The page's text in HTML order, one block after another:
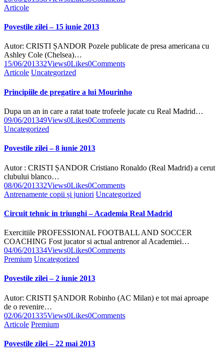
Articole
Povestile zilei – 15 iunie 2013
Autor: CRISTI ȘANDOR Pozele publicate de presa americana cu
Ashley Cole (Chelsea)…
15/06/201332Views0Likes0Comments
Articole Uncategorized
Principiile de pregatire a lui Mourinho
Dupa un an in care a ratat toate trofeele jucate cu Real Madrid…
09/06/201349Views0Likes0Comments
Uncategorized
Povestile zilei – 8 iunie 2013
Autor : CRISTI ȘANDOR Cristiano Ronaldo (Real Madrid) a cerut
clubului blanco…
08/06/201332Views0Likes0Comments
Antrenamente copii și juniori Uncategorized
Circuit tehnic in triunghi – Academia Real Madrid
Exercitiile PROFESSIONAL FOOTBALL AND SOCCER
COACHING Fost jucator si actual antrenor al Academiei…
04/06/201334Views0Likes0Comments
Premium Uncategorized
Povestile zilei – 2 iunie 2013
Autor: CRISTI ȘANDOR Robinho (AC Milan) e tot mai aproape
de o revenire…
02/06/201335Views0Likes0Comments
Articole Premium
Povestile zilei – 22 mai 2013